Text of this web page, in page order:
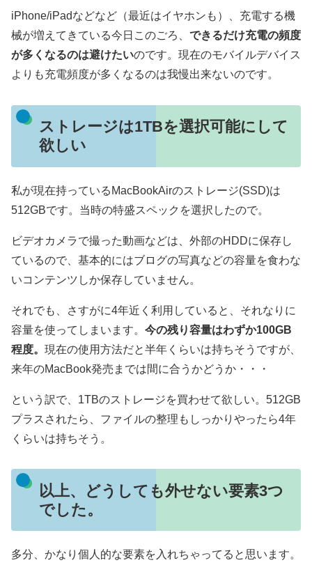
iPhone/iPadなどなど（最近はイヤホンも）、充電する機
械が増えてきている今日このごろ、 できるだけ充電の頻度
が多くなるのは避けたいのです。現在のモバイルデバイス
よりも充電頻度が多くなるのは我慢出来ないのです。
ストレージは1TBを選択可能にして
欲しい
私が現在持っているMacBookAirのストレージ(SSD)は
512GBです。当時の特盛スペックを選択したので。
ビデオカメラで撮った動画などは、外部のHDDに保存し
ているので、基本的にはブログの写真などの容量を食わな
いコンテンツしか保存していません。
それでも、さすがに4年近く利用していると、それなりに
容量を使ってしまいます。 今の残り容量はわずか100GB
程度。 現在の使用方法だと半年くらいは持ちそうですが、
来年のMacBook発売までは間に合うかどうか・・・
という訳で、1TBのストレージを買わせて欲しい。512GB
プラスされたら、ファイルの整理もしっかりやったら4年
くらいは持ちそう。
以上、どうしても外せない要素3つ
でした。
多分、かなり個人的な要素を入れちゃってると思います。